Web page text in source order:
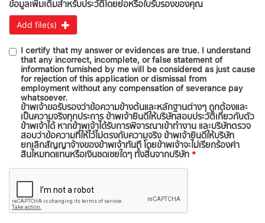
ข้อมูลเพิ่มเติมสำหรับประวัติโดยย่อหรือใบรับรองของคุณ
Add file(s)
I certify that my answer or evidences are true. I understand
that any incorrect, incomplete, or false statement of
information furnished by me will be considered as just cause
for rejection of this application or dismissal from
employment without any compensation of severance pay
whatsoever.
ข้าพเจ้าขอรับรองว่าข้อความข้างต้นและหลักฐานต่างๆ ถูกต้องและ
เป็นความจริงทุกประการ ข้าพเจ้ายินดีให้บริษัทสอบประวัติเกี่ยวกับตัว
ข้าพเจ้าได้ หากข้าพเจ้าได้รับการพิจารณาเข้าทำงาน และบริษัทตรวจ
สอบว่าข้อความที่ให้ไว้ไม่ตรงกับความจริง ข้าพเจ้ายินดีให้บริษัท
ยกเลิกสัญญาจ้างของข้าพเจ้าทันที โดยข้าพเจ้าจะไม่เรียกร้องค่า
สินไหมทดแทนหรือเงินชดเชยใดๆ ทั้งสิ้นจากบริษัท *